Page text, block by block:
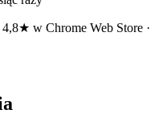
w Chrome Web Store ·